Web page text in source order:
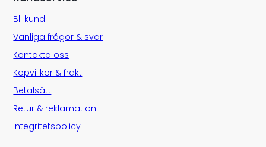
Bli kund
Vanliga frågor & svar
Kontakta oss
Köpvillkor & frakt
Betalsätt
Retur & reklamation
Integritetspolicy